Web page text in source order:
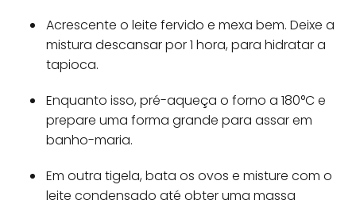
Acrescente o leite fervido e mexa bem. Deixe a
mistura descansar por 1 hora, para hidratar a
tapioca.
Enquanto isso, pré-aqueça o forno a 180°C e
prepare uma forma grande para assar em
banho-maria.
Em outra tigela, bata os ovos e misture com o
leite condensado até obter uma massa